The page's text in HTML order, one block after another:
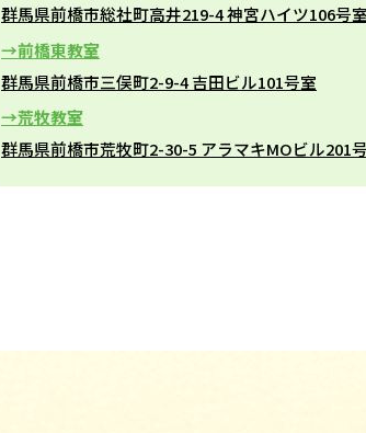
群馬県前橋市総社町高井219-4 神宮ハイツ106号室
前橋東教室
群馬県前橋市三俣町2-9-4 吉田ビル101号室
荒牧教室
群馬県前橋市荒牧町2-30-5 アラマキMOビル201